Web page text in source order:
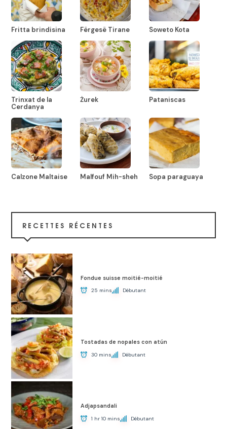
Fritta brindisina Fërgesë Tirane Soweto Kota
Trinxat de la
Cerdanya
Żurek Pataniscas
Calzone Maltaise Malfouf Mih-sheh Sopa paraguaya
RECETTES RÉCENTES
Fondue suisse moitié-moitié
25 mins Débutant
Tostadas de nopales con atún
30 mins Débutant
Adjapsandali
1 hr 10 mins Débutant